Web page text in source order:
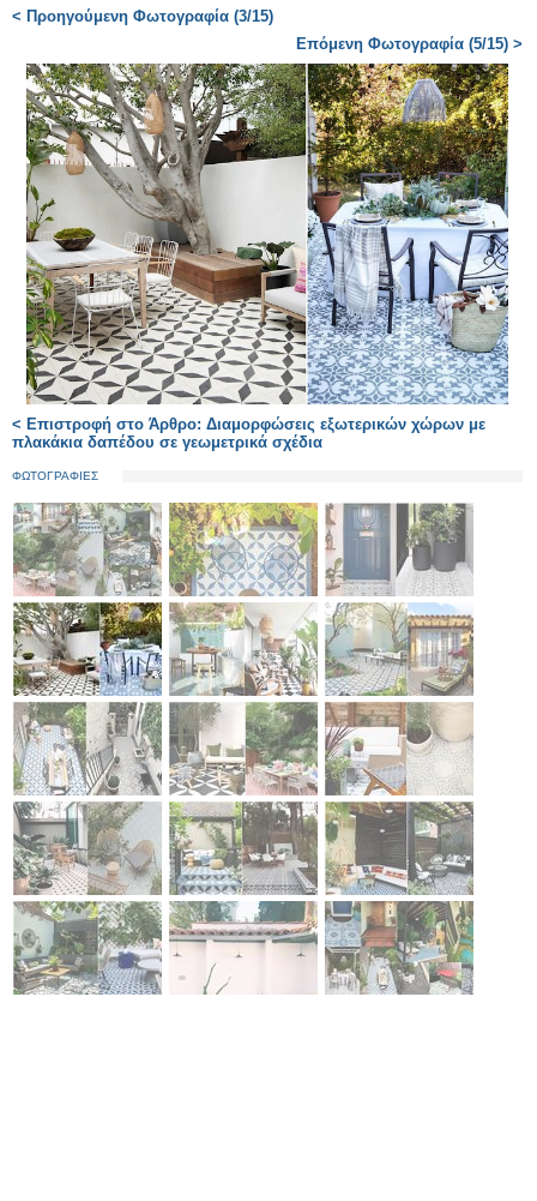
< Προηγούμενη Φωτογραφία (3/15)
Επόμενη Φωτογραφία (5/15) >
< Επιστροφή στο Άρθρο: Διαμορφώσεις εξωτερικών χώρων με
πλακάκια δαπέδου σε γεωμετρικά σχέδια
ΦΩΤΟΓΡΑΦΙΕΣ